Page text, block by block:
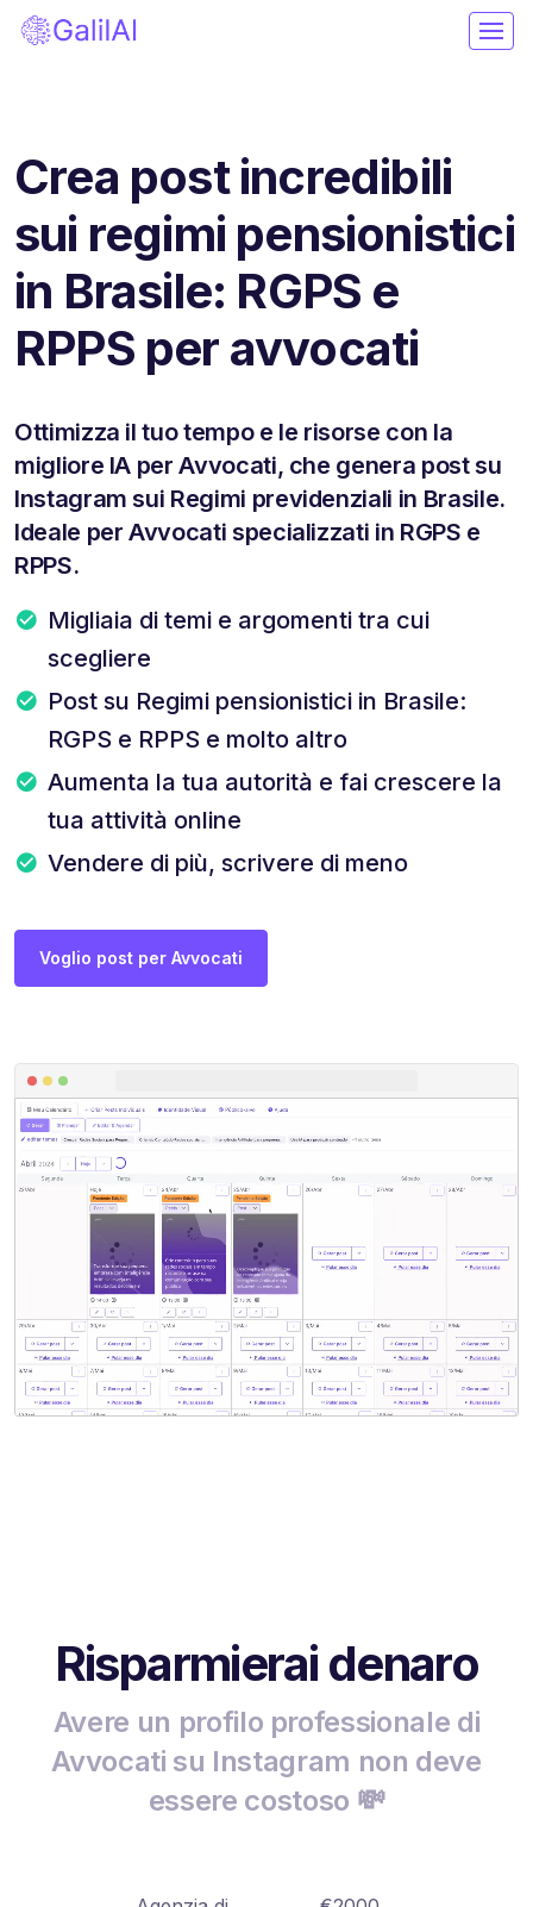
Crea post incredibili
sui regimi pensionistici
in Brasile: RGPS e
RPPS per avvocati
Ottimizza il tuo tempo e le risorse con la
migliore IA per Avvocati, che genera post su
Instagram sui Regimi previdenziali in Brasile.
Ideale per Avvocati specializzati in RGPS e
RPPS.
Migliaia di temi e argomenti tra cui
scegliere
Post su Regimi pensionistici in Brasile:
RGPS e RPPS e molto altro
Aumenta la tua autorità e fai crescere la
tua attività online
Vendere di più, scrivere di meno
Voglio post per Avvocati
Risparmierai denaro
Avere un profilo professionale di
Avvocati su Instagram non deve
essere costoso 💸